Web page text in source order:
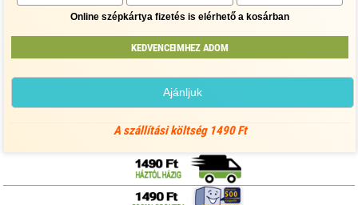
Online szépkártya fizetés is elérhető a kosárban
KEDVENCEIMHEZ ADOM
Ajánljuk
A szállítási költség 1490 Ft